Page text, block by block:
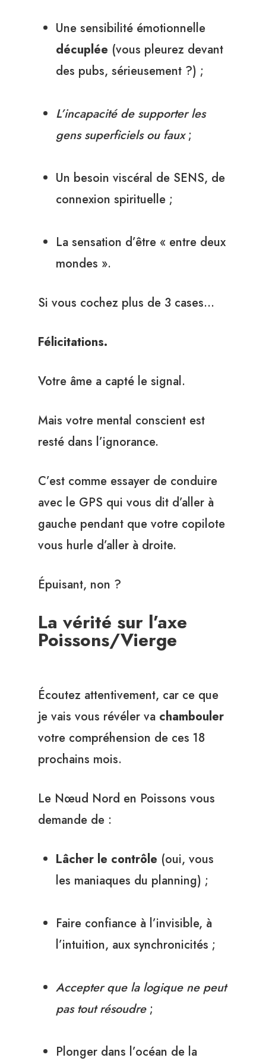
Une sensibilité émotionnelle
décuplée (vous pleurez devant
des pubs, sérieusement ?) ;
L’incapacité de supporter les
gens superficiels ou faux;
Un besoin viscéral de SENS, de
connexion spirituelle ;
La sensation d’être « entre deux
mondes ».
Si vous cochez plus de 3 cases…
Félicitations.
Votre âme a capté le signal.
Mais votre mental conscient est
resté dans l’ignorance.
C’est comme essayer de conduire
avec le GPS qui vous dit d’aller à
gauche pendant que votre copilote
vous hurle d’aller à droite.
Épuisant, non ?
La vérité sur l’axe
Poissons/Vierge
Écoutez attentivement, car ce que
je vais vous révéler va chambouler
votre compréhension de ces 18
prochains mois.
Le Nœud Nord en Poissons vous
demande de :
Lâcher le contrôle (oui, vous
les maniaques du planning) ;
Faire confiance à l’invisible, à
l’intuition, aux synchronicités ;
Accepter que la logique ne peut
pas tout résoudre;
Plonger dans l’océan de la